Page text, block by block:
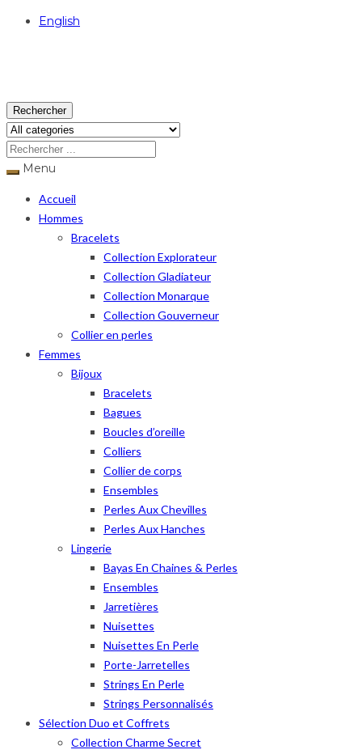
English
Rechercher
Menu
Accueil
Hommes
Bracelets
Collection Explorateur
Collection Gladiateur
Collection Monarque
Collection Gouverneur
Collier en perles
Femmes
Bijoux
Bracelets
Bagues
Boucles d’oreille
Colliers
Collier de corps
Ensembles
Perles Aux Chevilles
Perles Aux Hanches
Lingerie
Bayas En Chaines & Perles
Ensembles
Jarretières
Nuisettes
Nuisettes En Perle
Porte-Jarretelles
Strings En Perle
Strings Personnalisés
Sélection Duo et Coffrets
Collection Charme Secret